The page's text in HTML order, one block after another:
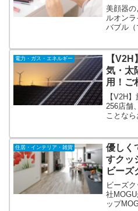
【ミラ
美顔器
ルオン
バブル（
中の汚
洗い流
電力・ガス・エネルギー
【
気・太
用！ご
ーシ
【V2H
256店舗
ことな
ットワ
に即日
歓迎！
住居・インテリア・雑貨
優しく
すクッ
ビーズ
ビーズ
社
ップ